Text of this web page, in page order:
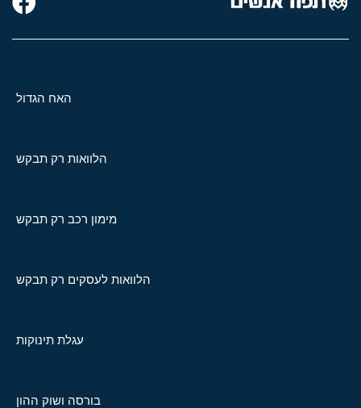
האח הגדול
הלוואות רק תבקש
מימון רכב רק תבקש
הלוואות לעסקים רק תבקש
עגלת תינוקות
בורסה ושוק ההון